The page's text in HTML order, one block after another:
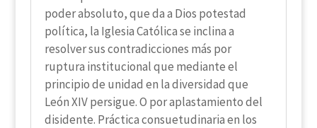
poder absoluto, que da a Dios potestad
política, la Iglesia Católica se inclina a
resolver sus contradicciones más por
ruptura institucional que mediante el
principio de unidad en la diversidad que
León XIV persigue. O por aplastamiento del
disidente. Práctica consuetudinaria en los